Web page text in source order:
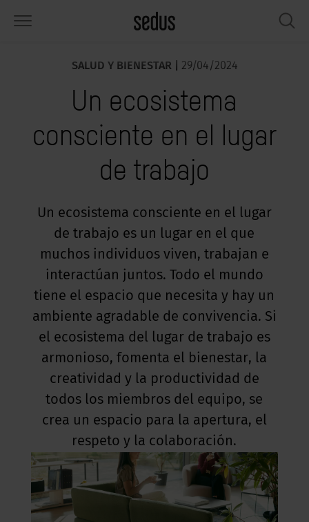
y acústica
inspiración?
& Software
prácticos de Workcafé & Co.
CONOCIMIENTO
de tendencias «Sedus
de trabajo
office
en Sedus
y bienestar
SEDUSTAINABLE
sociales
y hechos
& Events
SALUD Y BIENESTAR | 29/04/2024
Un ecosistema
consciente en el lugar
de trabajo
Un ecosistema consciente en el lugar
de trabajo es un lugar en el que
muchos individuos viven, trabajan e
interactúan juntos. Todo el mundo
tiene el espacio que necesita y hay un
ambiente agradable de convivencia. Si
el ecosistema del lugar de trabajo es
armonioso, fomenta el bienestar, la
creatividad y la productividad de
todos los miembros del equipo, se
crea un espacio para la apertura, el
respeto y la colaboración.